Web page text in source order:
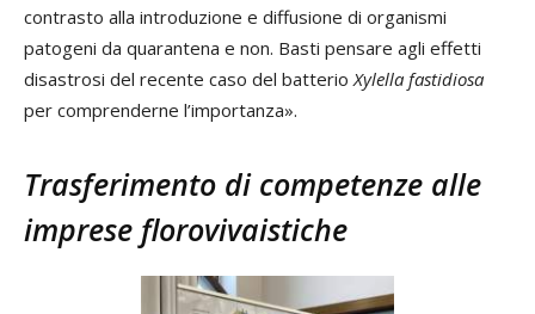
contrasto alla introduzione e diffusione di organismi
patogeni da quarantena e non. Basti pensare agli effetti
disastrosi del recente caso del batterioXylella fastidiosa
per comprenderne l’importanza».
Trasferimento di competenze alle
imprese florovivaistiche